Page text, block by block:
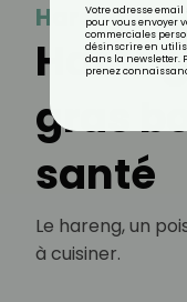
Hareng
gras
santé
Le hareng, un
à cuisiner.
Votre adresse
pour vous envoyer
commerciales
désinscrire en
dans la newsletter.
prenez